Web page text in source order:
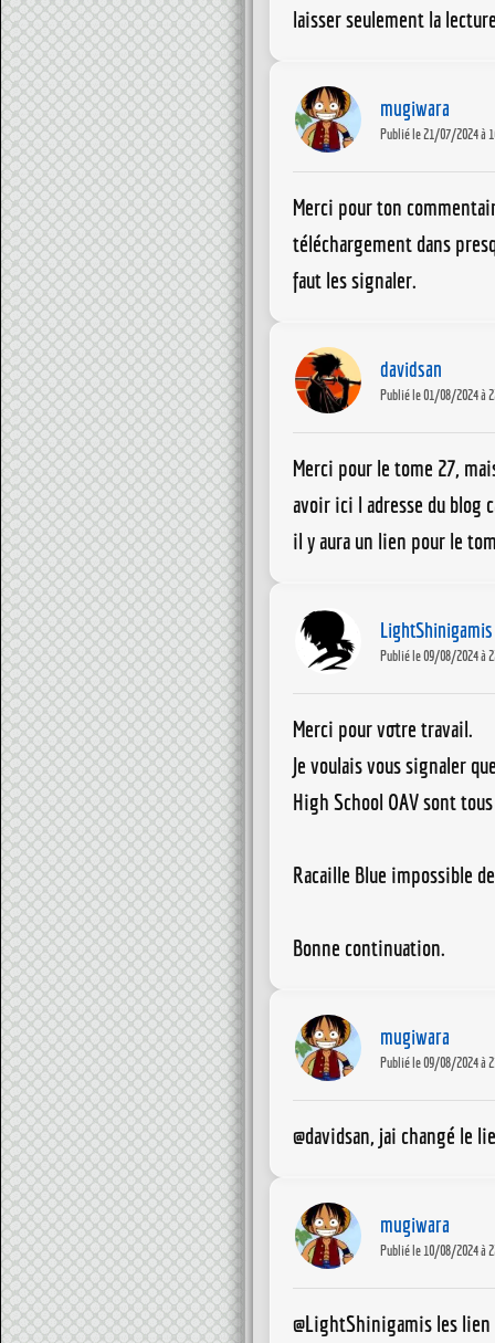
laisser seulement la
mugiwara
Publié le 21/07/2024 à
Merci pour ton
téléchargement dans
faut les signaler.
davidsan
Publié le 01/08/2024 à
Merci pour le tome 27,
avoir ici l adresse du blog
il y aura un lien pour le
LightShinigamis
Publié le 09/08/2024 à
Merci pour votre travail.
Je voulais vous signaler
High School OAV sont
Racaille Blue impossible
Bonne continuation.
mugiwara
Publié le 09/08/2024 à
@davidsan, jai changé le
mugiwara
Publié le 10/08/2024 à
@LightShinigamis les